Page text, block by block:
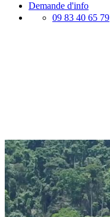
Demande d'info
09 83 40 65 79